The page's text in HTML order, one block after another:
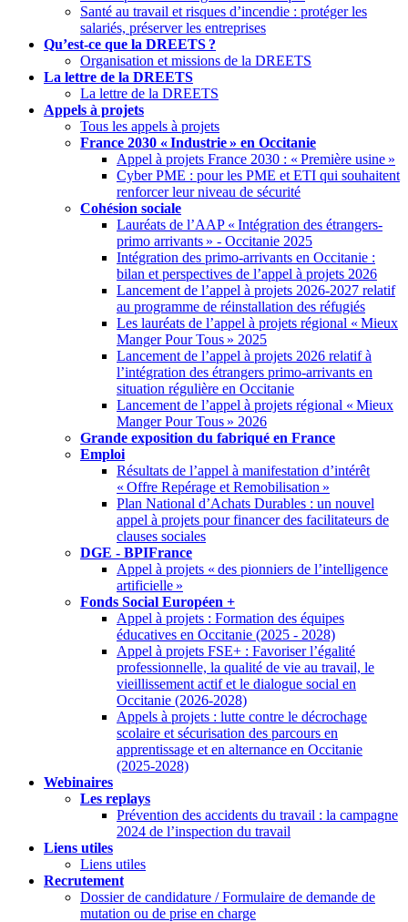
Santé au travail et risques d’incendie : protéger les
salariés, préserver les entreprises
Qu’est-ce que la DREETS ?
Organisation et missions de la DREETS
La lettre de la DREETS
La lettre de la DREETS
Appels à projets
Tous les appels à projets
France 2030 «Industrie» en Occitanie
Appel à projets France 2030 : « Première usine »
Cyber PME : pour les PME et ETI qui souhaitent
renforcer leur niveau de sécurité
Cohésion sociale
Lauréats de l’AAP « Intégration des étrangers-
primo arrivants » - Occitanie 2025
Intégration des primo-arrivants en Occitanie :
bilan et perspectives de l’appel à projets 2026
Lancement de l’appel à projets 2026-2027 relatif
au programme de réinstallation des réfugiés
Les lauréats de l’appel à projets régional « Mieux
Manger Pour Tous » 2025
Lancement de l’appel à projets 2026 relatif à
l’intégration des étrangers primo-arrivants en
situation régulière en Occitanie
Lancement de l’appel à projets régional « Mieux
Manger Pour Tous » 2026
Grande exposition du fabriqué en France
Emploi
Résultats de l’appel à manifestation d’intérêt
« Offre Repérage et Remobilisation »
Plan National d’Achats Durables : un nouvel
appel à projets pour financer des facilitateurs de
clauses sociales
DGE - BPIFrance
Appel à projets « des pionniers de l’intelligence
artificielle »
Fonds Social Européen +
Appel à projets : Formation des équipes
éducatives en Occitanie (2025 - 2028)
Appel à projets FSE+ : Favoriser l’égalité
professionnelle, la qualité de vie au travail, le
vieillissement actif et le dialogue social en
Occitanie (2026-2028)
Appels à projets : lutte contre le décrochage
scolaire et sécurisation des parcours en
apprentissage et en alternance en Occitanie
(2025-2028)
Webinaires
Les replays
Prévention des accidents du travail : la campagne
2024 de l’inspection du travail
Liens utiles
Liens utiles
Recrutement
Dossier de candidature / Formulaire de demande de
mutation ou de prise en charge